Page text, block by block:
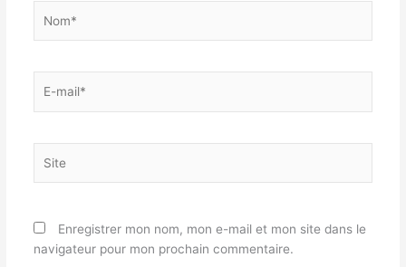
mail*
Enregistrer mon nom, mon e-mail et mon site dans le
navigateur pour mon prochain commentaire.